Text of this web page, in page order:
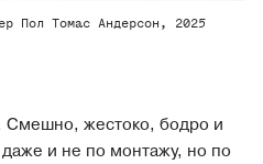
Пол Томас Андерсон, 2025
Смешно, жестоко, бодро и
и не по монтажу, но по